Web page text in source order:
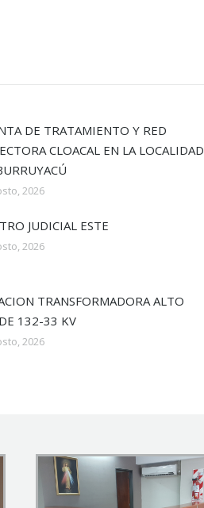
DE TRATAMIENTO Y RED
CLOACAL EN LA LOCALIDAD
2026
JUDICIAL ESTE
2026
TRANSFORMADORA ALTO
132-33 KV
2026